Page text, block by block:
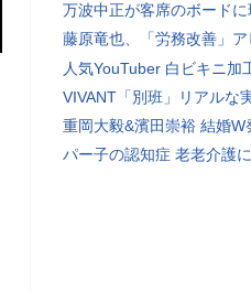
万波中正が客席のボード
藤原竜也、「労務改善」
人気YouTuber 白ビキニ加
VIVANT「別班」リアルな
重岡大毅&濱田崇裕 結婚W
パー子の認知症 老老介護